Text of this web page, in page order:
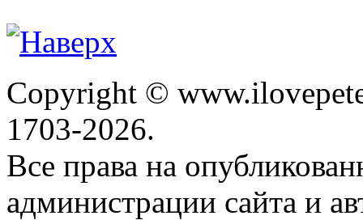
Copyright ©
1703-2026.
Все права на
администрации сайта и